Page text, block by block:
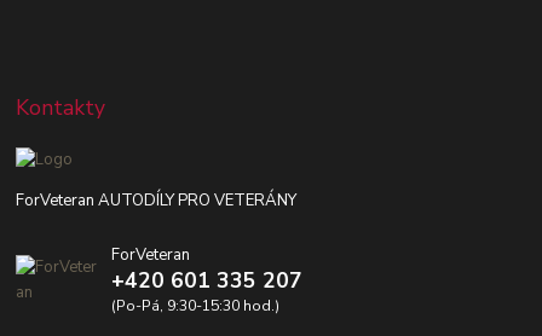
Kontakty
ForVeteran AUTODÍLY PRO VETERÁNY
ForVeteran
+420 601 335 207
(Po-Pá, 9:30-15:30 hod.)